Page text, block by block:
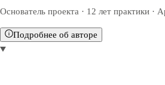
Основатель проекта · 12 лет практики ·
Подробнее об авторе